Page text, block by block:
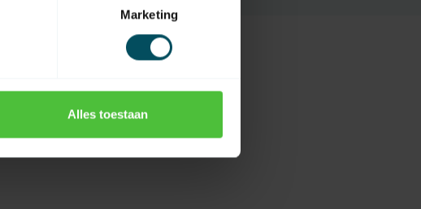
Marketing
Alles toestaan